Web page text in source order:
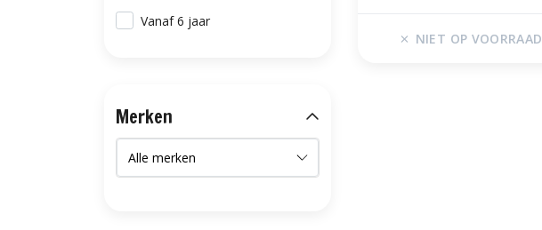
NIET OP VOORRAAD
Vanaf 6 jaar
Merken